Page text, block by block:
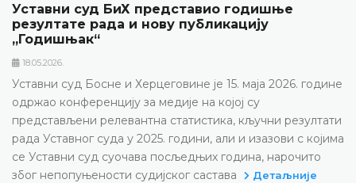
Уставни суд БиХ представио годишње
резултате рада и нову публикацију
„Годишњак“
18.05.2026.
Уставни суд Босне и Херцеговине је 15. маја 2026. године
одржао конференцију за медије на којој су
представљени релевантна статистика, кључни резултати
рада Уставног суда у 2025. години, али и изазови с којима
се Уставни суд суочава посљедњих година, нарочито
због непопуњености судијског састава
Детаљније